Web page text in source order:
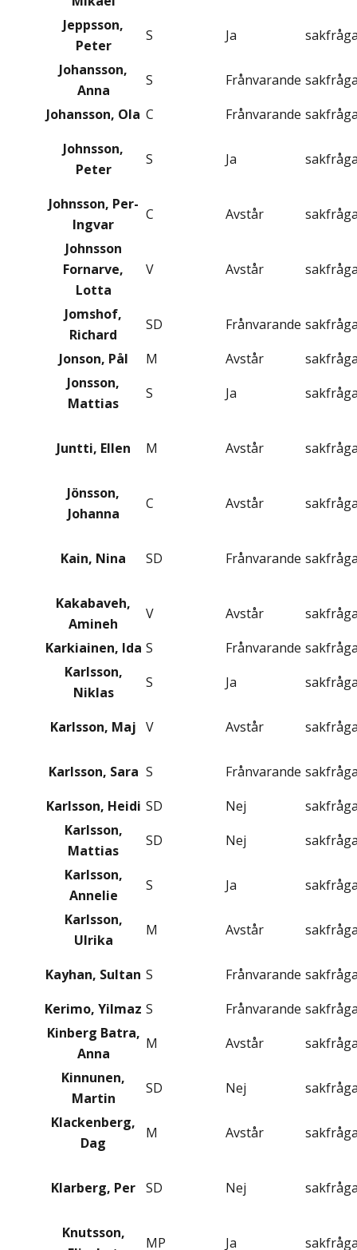
Jeppsson,
Peter
S Ja
Johansson,
Anna
S Frånvarande
Johansson, Ola C Frånvarande
Johnsson,
Peter
S Ja
Johnsson, Per-
Ingvar
C Avstår
Johnsson
Fornarve,
Lotta
V Avstår
Jomshof,
Richard
SD Frånvarande
Jonson, Pål
M Avstår
Jonsson,
Mattias
S Ja
Juntti, Ellen M Avstår
Jönsson,
Johanna
C Avstår
Kain, Nina SD Frånvarande
Kakabaveh,
Amineh
V Avstår
Karkiainen, Ida S Frånvarande
Karlsson,
Niklas
S Ja
Karlsson, Maj V Avstår
Karlsson, Sara S Frånvarande
Karlsson, Heidi SD Nej
Karlsson,
Mattias
SD Nej
Karlsson,
Annelie
S Ja
Karlsson,
Ulrika
M Avstår
Kayhan, Sultan S Frånvarande
Kerimo, Yilmaz S Frånvarande
Kinberg Batra,
Anna
M Avstår
Kinnunen,
Martin
SD Nej
Klackenberg,
Dag
M Avstår
Klarberg, Per SD Nej
Knutsson,
MP Ja